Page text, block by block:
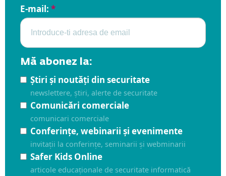
E-mail: *
Mă abonez la:
Știri și noutăți din securitate
newslettere, știri, alerte de securitate
Comunicări comerciale
comunicari comerciale
Conferințe, webinarii și evenimente
invitații la conferințe, seminarii și webminarii
Safer Kids Online
articole educaționale de securitate informatică